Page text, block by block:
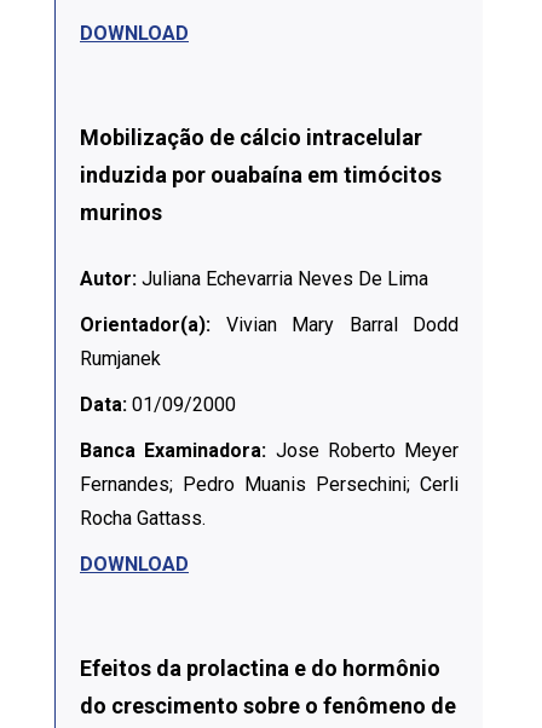
DOWNLOAD
Mobilização de cálcio intracelular
induzida por ouabaína em timócitos
murinos
Autor: Juliana Echevarria Neves De Lima
Orientador(a): Vivian Mary Barral Dodd
Rumjanek
Data: 01/09/2000
Banca Examinadora: Jose Roberto Meyer
Fernandes; Pedro Muanis Persechini; Cerli
Rocha Gattass.
DOWNLOAD
Efeitos da prolactina e do hormônio
do crescimento sobre o fenômeno de